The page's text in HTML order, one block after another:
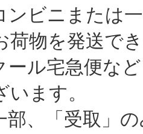
ニまたは一
荷物を発送で
宅急便など
います。
「受取」の